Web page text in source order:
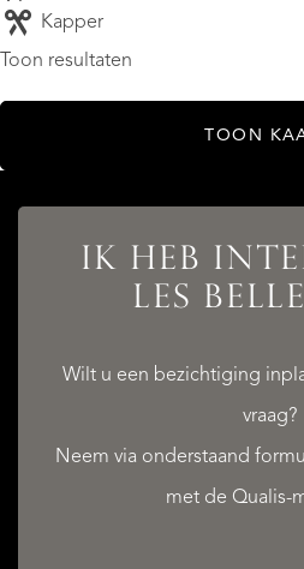
Kapper
Toon resultaten
TOON
IK HEB
LES
Wilt u een bezichtiging
vraag?
Neem via onderstaand
met de Qualis-